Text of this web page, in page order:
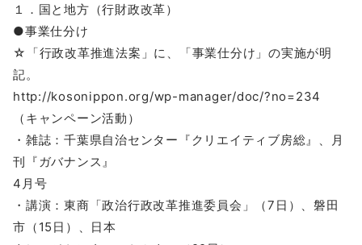
１．国と地方（行財政改革）
●事業仕分け
☆「行政改革推進法案」に、「事業仕分け」の実施が明
記。
http://kosonippon.org/wp-manager/doc/?no=234
（キャンペーン活動）
・雑誌：千葉県自治センター『クリエイティブ房総』、月
刊『ガバナンス』
4月号
・講演：東商「政治行政改革推進委員会」（7日）、磐田
市（15日）、日本